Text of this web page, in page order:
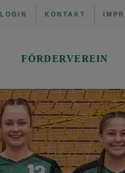
LOGIN KONTAKT
FÖRDERVEREIN